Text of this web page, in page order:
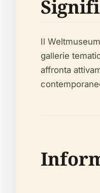
Il
gallerie
affronta